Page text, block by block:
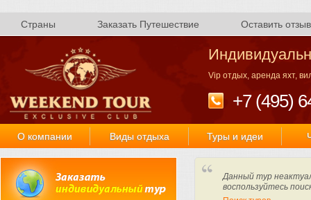
Страны Заказать Путешествие Оставить отзыв
Vip отдых, аренда яхт,
+7 (495)
О компании Виды отдыха Туры и идеи
Данный тур
воспользуйтесь